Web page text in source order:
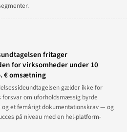
fritager
for virksomheder under 10
€ omsætning
gælder ikke for
forsvar om uforholdsmæssig byrde
et femårigt dokumentationskrav — og
på niveau med en hel-platform-